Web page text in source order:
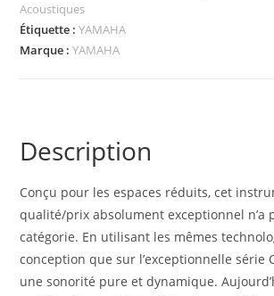
Acoustiques
Étiquette :YAMAHA
Marque :YAMAHA
Description
Conçu pour les espaces réduits, cet
qualité/prix absolument exceptionnel n’a
catégorie. En utilisant les mêmes
conception que sur l’exceptionnelle série
une sonorité pure et dynamique.